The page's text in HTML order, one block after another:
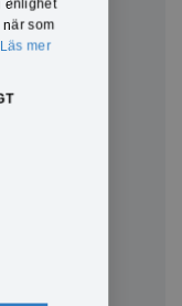
enlighet
som
Läs mer